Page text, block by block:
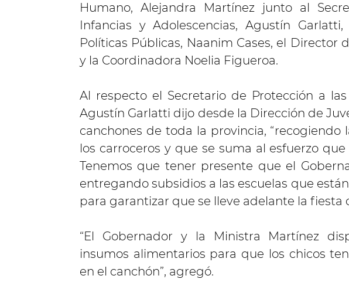
Humano, Alejandra Martínez junto al
Infancias y Adolescencias, Agustín
Políticas Públicas, Naanim Cases, el Director
y la Coordinadora Noelia Figueroa.
Al respecto el Secretario de Protección a
Agustín Garlatti dijo desde la Dirección de
canchones de toda la provincia, “recogiendo
los carroceros y que se suma al esfuerzo
Tenemos que tener presente que el
entregando subsidios a las escuelas que
para garantizar que se lleve adelante la fiesta
“El Gobernador y la Ministra Martínez
insumos alimentarios para que los chicos
en el canchón”, agregó.